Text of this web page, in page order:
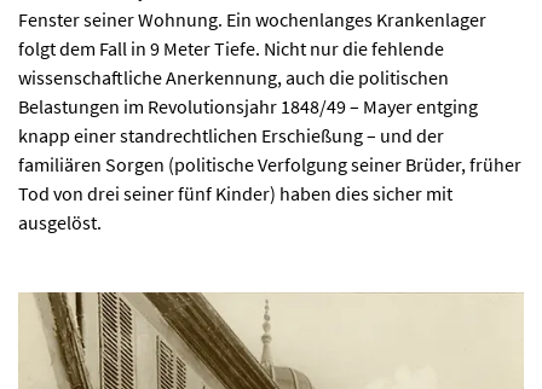
Fenster seiner Wohnung. Ein wochenlanges Krankenlager
folgt dem Fall in 9 Meter Tiefe. Nicht nur die fehlende
wissenschaftliche Anerkennung, auch die politischen
Belastungen im Revolutionsjahr 1848/49 – Mayer entging
knapp einer standrechtlichen Erschießung – und der
familiären Sorgen (politische Verfolgung seiner Brüder, früher
Tod von drei seiner fünf Kinder) haben dies sicher mit
ausgelöst.